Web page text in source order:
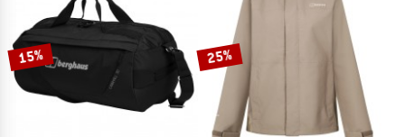
15% 25%